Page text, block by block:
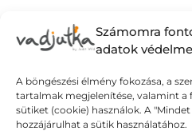
Számomra
adatok
A böngészési élmény fokozása, a
tartalmak megjelenítése, valamint a
sütiket (cookie) használok. A
hozzájárulhat a sütik használatához.